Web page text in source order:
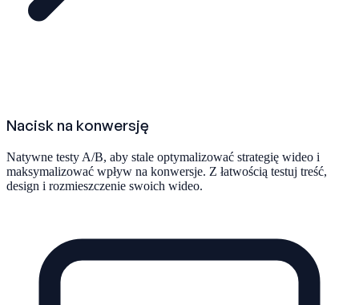
Nacisk na konwersję
Natywne testy A/B, aby stale optymalizować strategię wideo i
maksymalizować wpływ na konwersje. Z łatwością testuj treść,
design i rozmieszczenie swoich wideo.